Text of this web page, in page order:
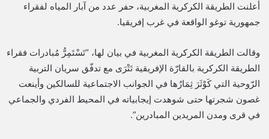
ن
أعلنت الطريقة الكركرية المغربية، حفر عدد من آبار المياه لفقراء
جمهورية توغو الواقعة في غرب إفريقيا.
وقالت الطريقة الكركرية المغربية في بيان لها، “تَسْتَمِرُّ مُبادرات فقراء
الطريقة الكركرية بالقارّة الإفريقية تَتْرَى مع تدفّق سريان التربية
الرّوحية التي كَوْثَرَ ثِمَارُها في الجوانب الاجتماعية للسالكين وأينعت
غصون شجرتها حتى شوهدت إيجابياته في المحيط الفردي والجماعي
في قرى ومدن المريدين المبادرين”.